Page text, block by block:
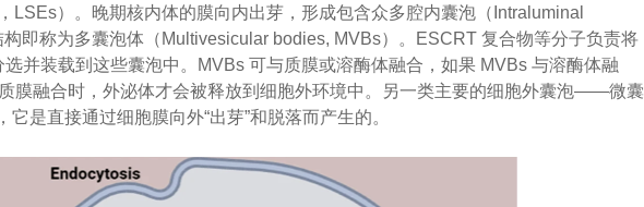
LSEs）。晚期核内体的膜向内出芽，形成包含众多腔内囊泡（Intraluminal
即称为多囊泡体（Multivesicular bodies, MVBs）。ESCRT 复合物等分子负责将
选并装载到这些囊泡中。MVBs 可与质膜或溶酶体融合，如果 MVBs 与溶酶体融
膜融合时，外泌体才会被释放到细胞外环境中。另一类主要的细胞外囊泡——微囊
是直接通过细胞膜向外“出芽”和脱落而产生的。